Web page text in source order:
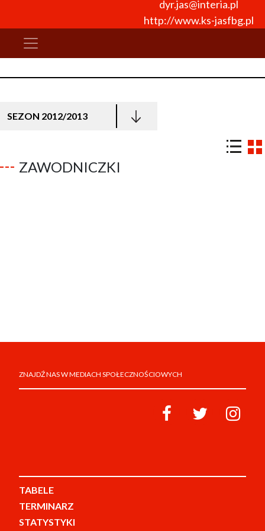
dyr.jas@interia.pl
http://www.ks-jasfbg.pl
SEZON 2012/2013
ZAWODNICZKI
ZNAJDŹ NAS W MEDIACH SPOŁECZNOŚCIOWYCH
TABELE
TERMINARZ
STATYSTYKI